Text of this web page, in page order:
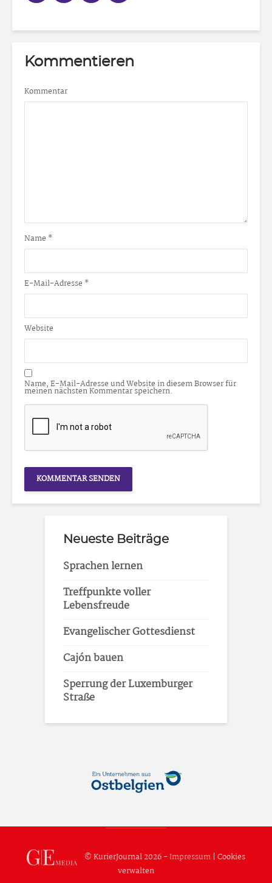
Kommentieren
Kommentar
Name *
E-Mail-Adresse *
Website
Name, E-Mail-Adresse und Website in diesem Browser für
meinen nächsten Kommentar speichern.
Neueste Beiträge
Sprachen lernen
Treffpunkte voller
Lebensfreude
Evangelischer Gottesdienst
Cajón bauen
Sperrung der Luxemburger
Straße
© KurierJournal 2026 -Impressum| Cookies
verwalten